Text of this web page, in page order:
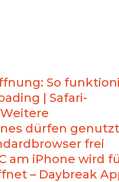
So
| Safari-
dürfen genutzt
frei
am iPhone wird
– Daybreak